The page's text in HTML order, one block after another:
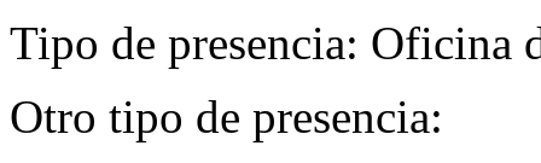
Tipo de presencia: Oficina
Otro tipo de presencia: